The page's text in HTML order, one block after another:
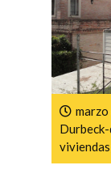
viviendas